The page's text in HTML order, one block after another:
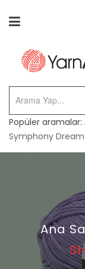
Popüler aramalar:
Symphony Dream
Ana